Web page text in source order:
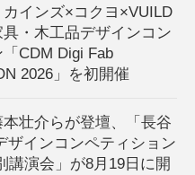
カインズ×コクヨ×VUILD
・木工品デザインコン
CDM Digi Fab
2026」を初開催
壮介らが登壇、「長谷
ザインコンペティション
講演会」が8月19日に開